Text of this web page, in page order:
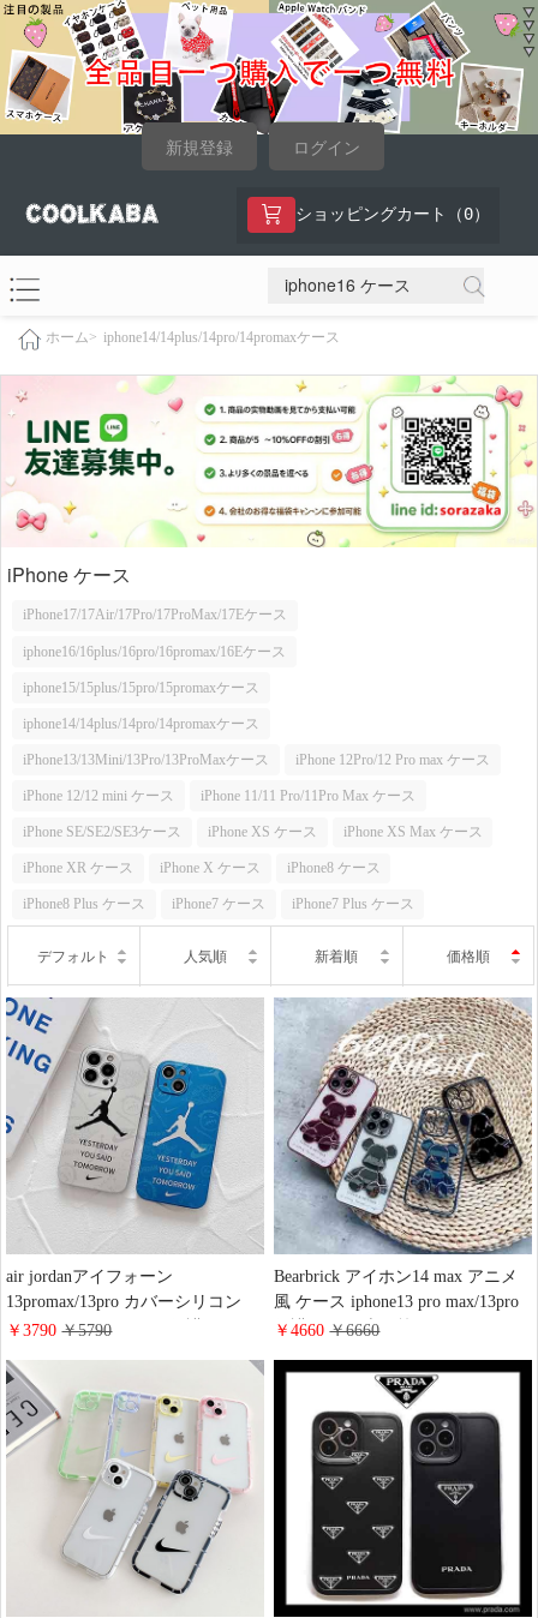
新規登録 ログイン
ショッピングカート（ 0）
ホーム> iphone14/14plus/14pro/14promaxケース
iPhone ケース
iPhone17/17Air/17Pro/17ProMax/17Eケース
iphone16/16plus/16pro/16promax/16Eケース
iphone15/15plus/15pro/15promaxケース
iphone14/14plus/14pro/14promaxケース
iPhone13/13Mini/13Pro/13ProMaxケース iPhone 12Pro/12 Pro max ケース
iPhone 12/12 mini ケース iPhone 11/11 Pro/11Pro Max ケース
iPhone SE/SE2/SE3ケース iPhone XS ケース iPhone XS Max ケース
iPhone XR ケース iPhone X ケース iPhone8 ケース
iPhone8 Plus ケース iPhone7 ケース iPhone7 Plus ケース
デフォルト 人気順 新着順 価格順
air jordanアイフォーン
13promax/13pro カバーシリコン
iphone12pro/12promax 保護ケース
ーツエアジョーダンカバー air
jordan アイフォーンX/XS カバー
光沢感
￥3790￥5790
Bearbrick アイホン14 max アニメ
風 ケース iphone13 pro max/13pro
保護ケース 売れ筋アイフォン
保護 iPhone 11Pro カバー 可愛い風
￥4660￥6660